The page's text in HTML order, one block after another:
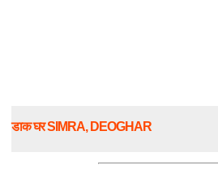
डाक घर SIMRA, DEOGHAR